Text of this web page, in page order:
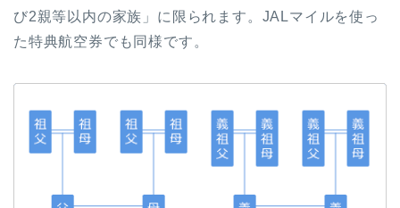
び2親等以内の家族」に限られます。JALマイルを使っ
た特典航空券でも同様です。